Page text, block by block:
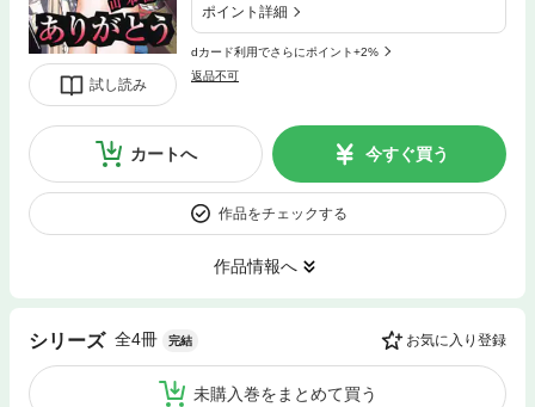
試し読み
ポイント詳細
dカード利用でさらにポイント+2%
返品不可
カートへ 今すぐ買う
作品をチェックする
作品情報へ
シリーズ 全4冊 完結 お気に入り登録
未購入巻をまとめて買う